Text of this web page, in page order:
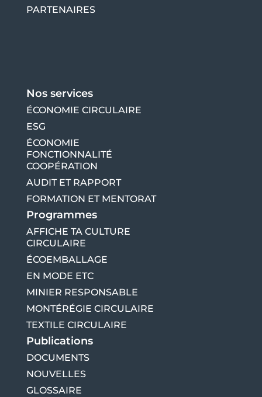
PARTENAIRES
Nos services
ÉCONOMIE CIRCULAIRE
ESG
ÉCONOMIE
FONCTIONNALITÉ
COOPÉRATION
AUDIT ET RAPPORT
FORMATION ET MENTORAT
Programmes
AFFICHE TA CULTURE
CIRCULAIRE
ÉCOEMBALLAGE
EN MODE ETC
MINIER RESPONSABLE
MONTÉRÉGIE CIRCULAIRE
TEXTILE CIRCULAIRE
Publications
DOCUMENTS
NOUVELLES
GLOSSAIRE